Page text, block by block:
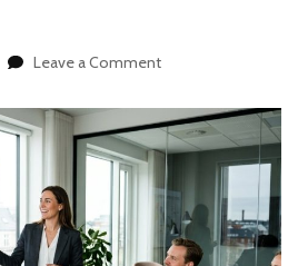
Leave a Commenton
du
laver
5
effektive
kundeinterviews
på
en